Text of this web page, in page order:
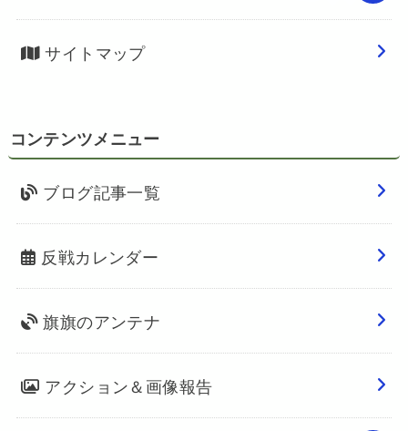
サイトマップ
コンテンツメニュー
ブログ記事一覧
反戦カレンダー
旗旗のアンテナ
アクション＆画像報告